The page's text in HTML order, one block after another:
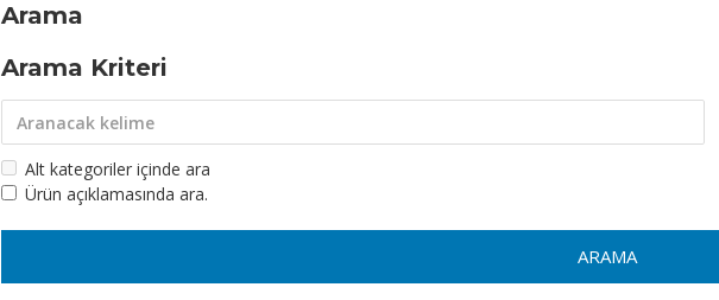
Arama
Arama Kriteri
Alt kategoriler içinde ara
Ürün açıklamasında ara.
ARAMA